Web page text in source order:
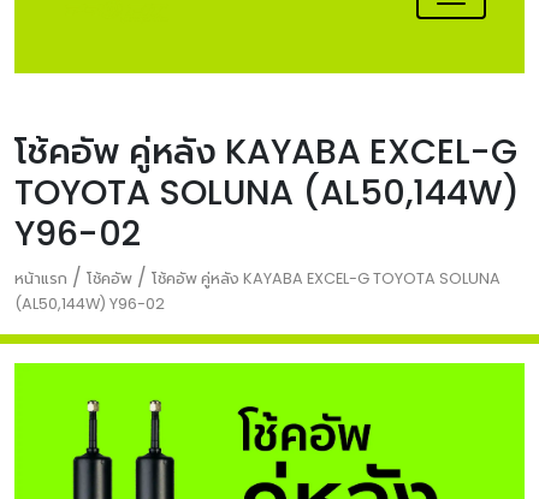
โช้คอัพ คู่หลัง KAYABA EXCEL-G
TOYOTA SOLUNA (AL50,144W)
Y96-02
หน้าแรก / โช้คอัพ / โช้คอัพ คู่หลัง KAYABA EXCEL-G TOYOTA SOLUNA
(AL50,144W) Y96-02